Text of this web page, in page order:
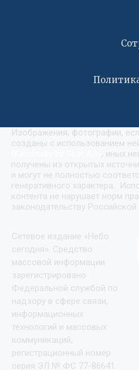
Изображения, фотографии,
созданы с использованием
, иных
получены из открытых
и могут не полностью
генеративного характера.
контента не нарушает норм
законодательству
Сетевое издание «Небо
сегодня». Средство
массовой информации
зарегистрировано
Федеральной службой по
надзору в сфере связи,
информационных
технологий и массовых
коммуникаций,
регистрационный номер
серия ЭЛ № ФС 77-86641